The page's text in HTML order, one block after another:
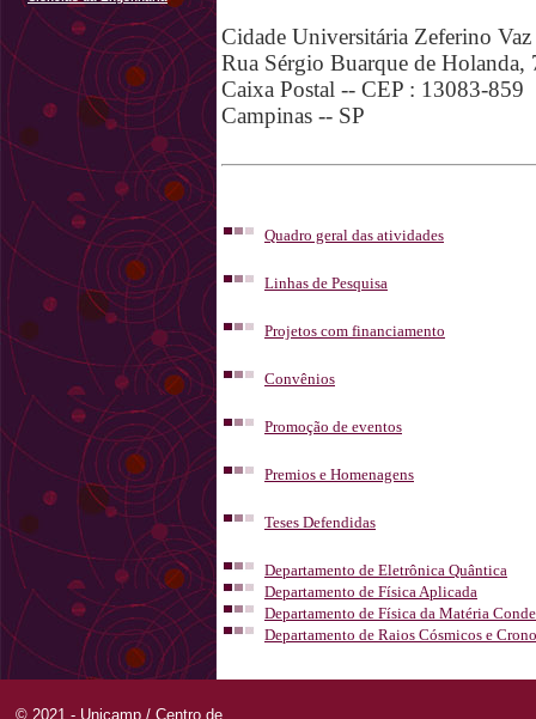
Cidade Universitária Zeferino
Rua Sérgio Buarque de Holanda,
Caixa Postal -- CEP : 13083-859
Campinas -- SP
Quadro geral das atividades
Linhas de Pesquisa
Projetos com financiamento
Convênios
Promoção de eventos
Premios e Homenagens
Teses Defendidas
Departamento de Eletrônica Quântica
Departamento de Física Aplicada
Departamento de Física da Matéria
Departamento de Raios Cósmicos e
© 2021 - Unicamp / Centro de